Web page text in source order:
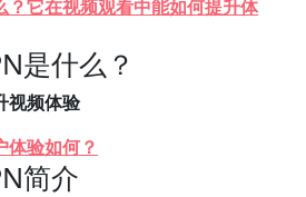
？它在视频观看中能如何提升体
是什么？
视频体验
体验如何？
简介